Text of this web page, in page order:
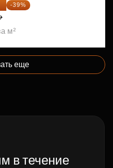
₽ -39%
м²
еще
в течение